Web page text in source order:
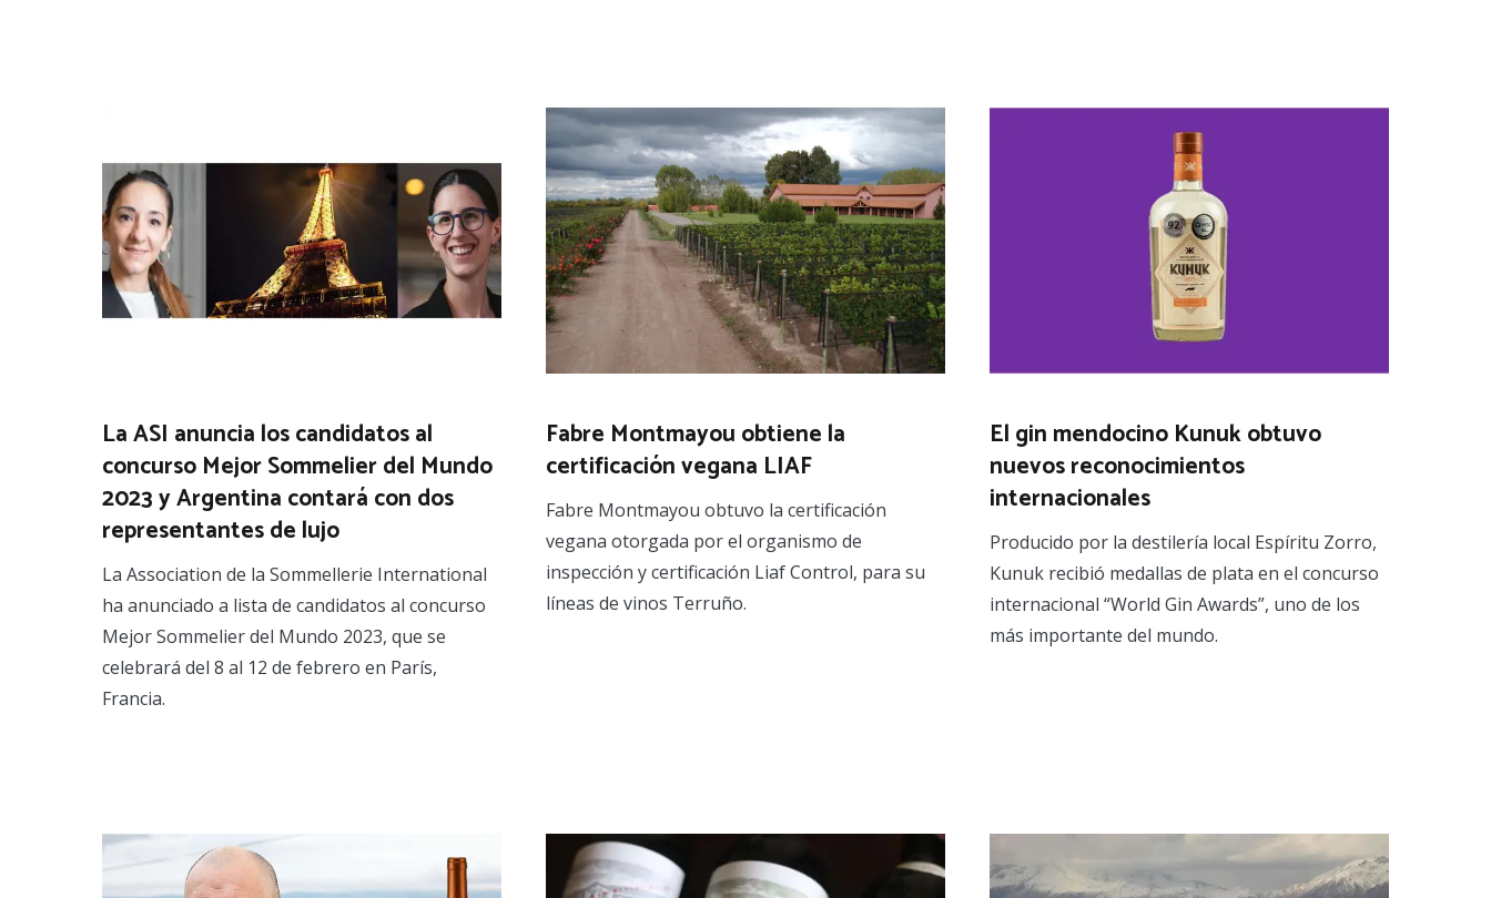
La ASI anuncia los candidatos al
concurso Mejor Sommelier del Mundo
2023 y Argentina contará con dos
representantes de lujo
La Association de la Sommellerie International
ha anunciado a lista de candidatos al concurso
Mejor Sommelier del Mundo 2023, que se
celebrará del 8 al 12 de febrero en París,
Francia.
Fabre Montmayou obtiene la
certificación vegana LIAF
Fabre Montmayou obtuvo la certificación
vegana otorgada por el organismo de
inspección y certificación Liaf Control, para su
líneas de vinos Terruño.
El gin mendocino Kunuk obtuvo
nuevos reconocimientos
internacionales
Producido por la destilería local Espíritu Zorro,
Kunuk recibió medallas de plata en el concurso
internacional “World Gin Awards”, uno de los
más importante del mundo.